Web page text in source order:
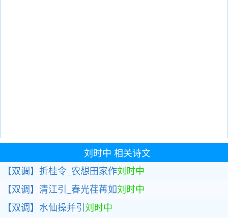
刘时中 相关诗文
【双调】折桂令_农想田家作刘时中
【双调】清江引_春光荏苒如刘时中
【双调】水仙操并引 刘时中